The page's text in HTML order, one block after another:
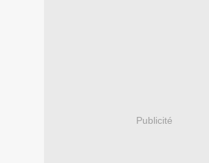
Publicité